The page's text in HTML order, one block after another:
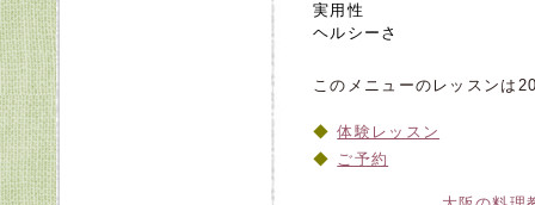
実用性
ヘルシーさ
このメニューのレッスンは
体験レッスン
ご予約